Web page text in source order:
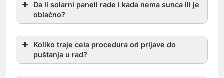
Da li solarni paneli rade i kada nema sunca ili je
oblačno?
Koliko traje cela procedura od prijave do
puštanja u rad?